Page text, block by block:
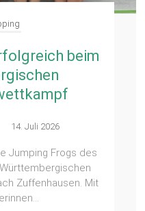
beim
14. Juli 2026
Jumping Frogs des
Zuffenhausen. Mit